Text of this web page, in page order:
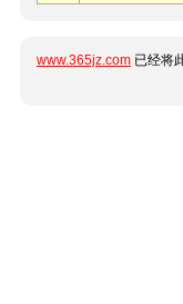
www.365jz.com 已经将